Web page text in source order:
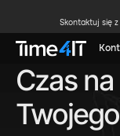
Skontaktuj się
Czas